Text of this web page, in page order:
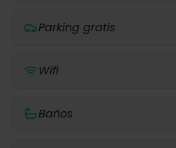
Parking gratis
Wifi
Baños